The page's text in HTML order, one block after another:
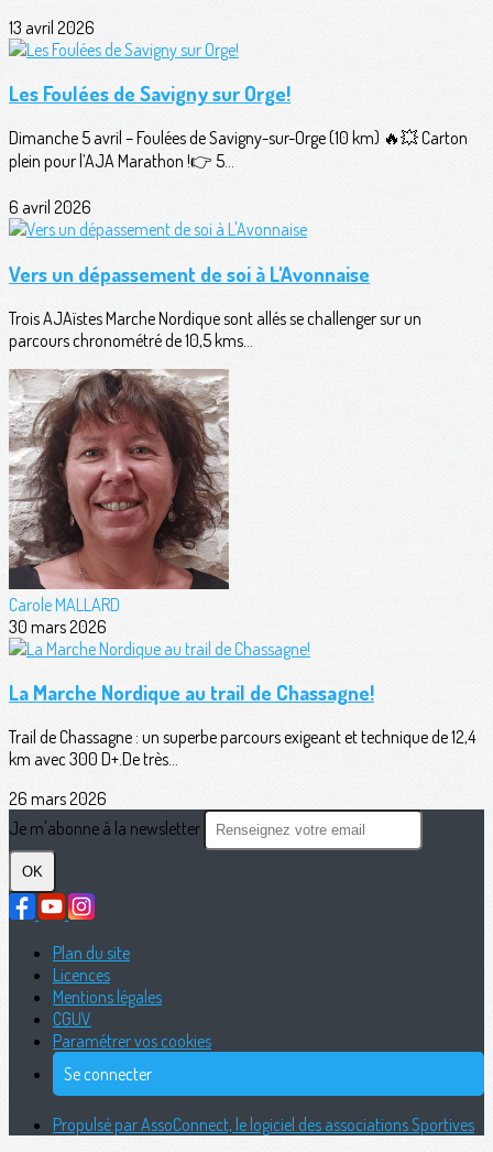
13 avril 2026
Les Foulées de Savigny sur Orge!
Dimanche 5 avril – Foulées de Savigny-sur-Orge (10 km) 🔥💥 Carton
plein pour l’AJA Marathon !👉 5...
6 avril 2026
Vers un dépassement de soi à L'Avonnaise
Trois AJAïstes Marche Nordique sont allés se challenger sur un
parcours chronométré de 10,5 kms...
Carole MALLARD
30 mars 2026
La Marche Nordique au trail de Chassagne!
Trail de Chassagne : un superbe parcours exigeant et technique de 12,4
km avec 300 D+.De très...
26 mars 2026
Je m'abonne à la newsletter
OK
Plan du site
Licences
Mentions légales
CGUV
Paramétrer vos cookies
Se connecter
Propulsé par AssoConnect, le logiciel des associations Sportives